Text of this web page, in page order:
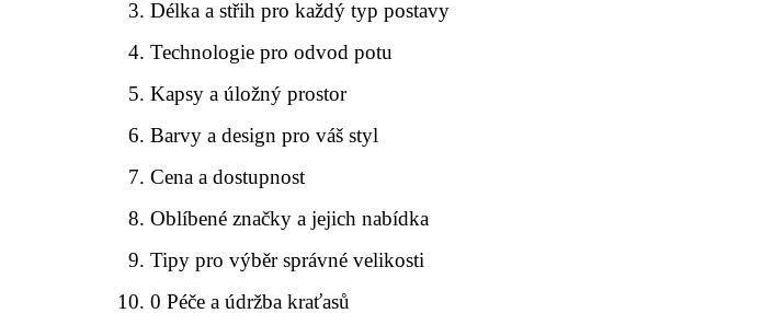
Délka a střih pro každý typ postavy
Technologie pro odvod potu
Kapsy a úložný prostor
Barvy a design pro váš styl
Cena a dostupnost
Oblíbené značky a jejich nabídka
Tipy pro výběr správné velikosti
0 Péče a údržba kraťasů